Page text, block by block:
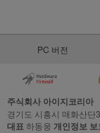
PC 버전
주식회사 아이지코리아
경기도 시흥시 매화산단
대표하동웅 개인정보